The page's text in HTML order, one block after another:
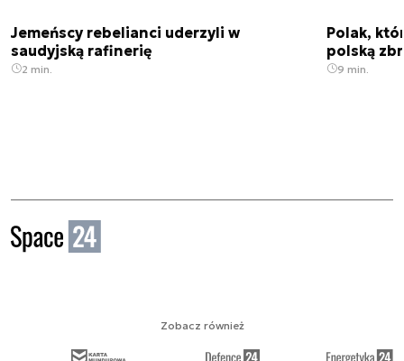
Jemeńscy rebelianci uderzyli w
saudyjską rafinerię
2 min.
Polak,
polską
9 min.
Zobacz również